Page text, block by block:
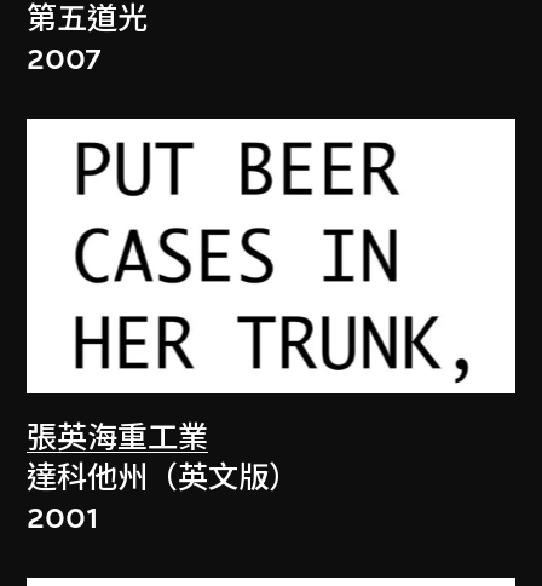
第五道光
2007
張英海重工業
達科他州（英文版）
2001